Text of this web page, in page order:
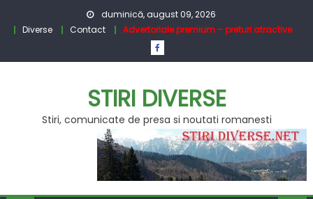
duminică, august 09, 2026
Diverse
Contact Advertoriale premium – preturi atractive
STIRI DIVERSE
Stiri, comunicate de presa si noutati romanesti